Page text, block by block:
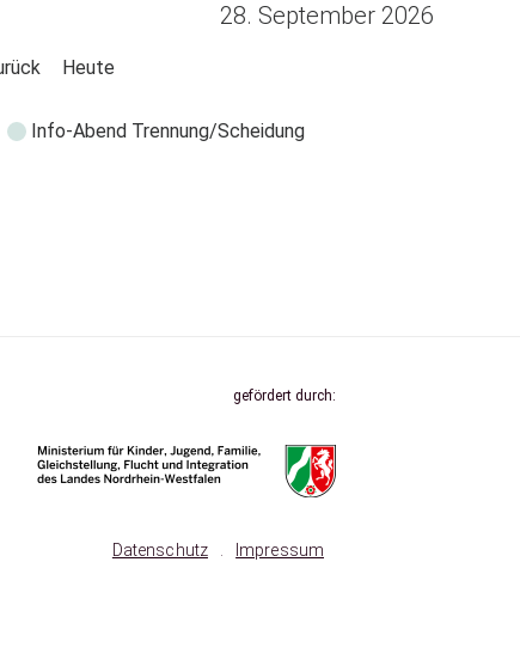
28. September 2026
Heute
Info-Abend Trennung/Scheidung
gefördert durch:
Datenschutz Impressum